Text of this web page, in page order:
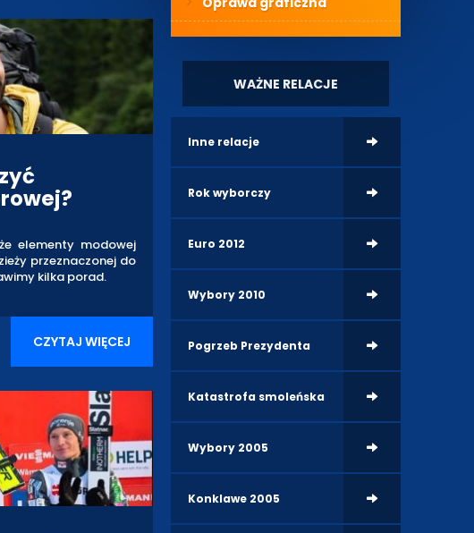
elementy modowej
przeznaczonej do
kilka porad.
CZYTAJ WIĘCEJ
WAŻNE RELACJE
Inne relacje
Rok wyborczy
Euro 2012
Wybory 2010
Pogrzeb Prezydenta
Katastrofa smoleńska
Wybory 2005
Konklawe 2005